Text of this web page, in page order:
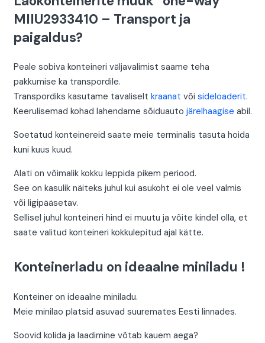
MIIU2933410 – Transport ja
paigaldus?
Peale sobiva konteineri väljavalimist saame teha
pakkumise ka transpordile.
Transpordiks kasutame tavaliselt kraanat või sideloaderit.
Keerulisemad kohad lahendame sõiduauto järelhaagise abil.
Soetatud konteinereid saate meie terminalis tasuta hoida
kuni kuus kuud.
Alati on võimalik kokku leppida pikem periood.
See on kasulik näiteks juhul kui asukoht ei ole veel valmis
või ligipääsetav.
Sellisel juhul konteineri hind ei muutu ja võite kindel olla, et
saate valitud konteineri kokkulepitud ajal kätte.
Konteinerladu on ideaalne miniladu !
Konteiner on ideaalne miniladu.
Meie minilao platsid asuvad suuremates Eesti linnades.
Soovid kolida ja laadimine võtab kauem aega?